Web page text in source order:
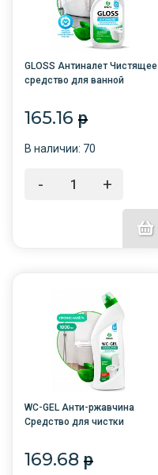
GLOSS Антиналет Чистящее
средство для ванной
/8/GRASS/
165.16 p
В наличии: 70
- +
WC-GEL Анти-ржавчина
Средство для чистки
/8/GRASS/
169.68 p